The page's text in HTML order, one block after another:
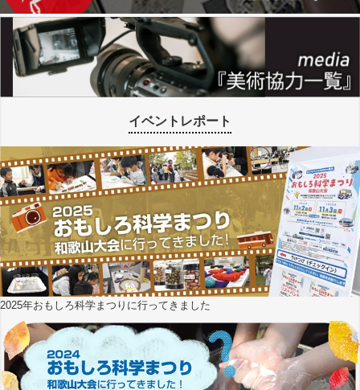
イベントレポート
2025年おもしろ科学まつりに行ってきました